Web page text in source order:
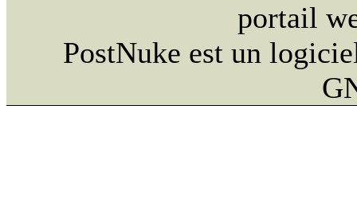
portail
PostNuke est un